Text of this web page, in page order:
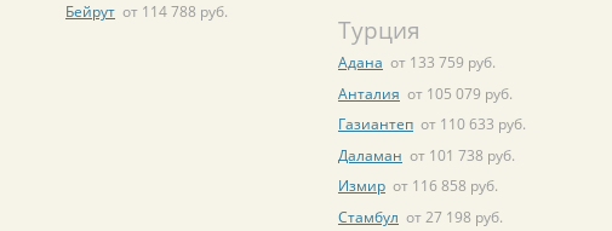
Бейрут от 114 788 руб.
Турция
Адана от 133 759 руб.
Анталия от 105 079 руб.
Газиантеп от 110 633 руб.
Даламан от 101 738 руб.
Измир от 116 858 руб.
Стамбул от 27 198 руб.